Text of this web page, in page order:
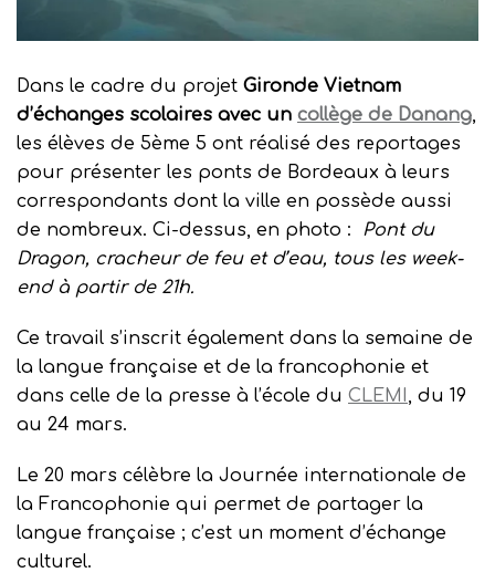
Dans le cadre du projet Gironde Vietnam
d’échanges scolaires avec un collège de Danang,
les élèves de 5ème 5 ont réalisé des reportages
pour présenter les ponts de Bordeaux à leurs
correspondants dont la ville en possède aussi
de nombreux. Ci-dessus, en photo : Pont du
Dragon, cracheur de feu et d’eau, tous les week-
end à partir de 21h.
Ce travail s’inscrit également dans la semaine de
la langue française et de la francophonie et
dans celle de la presse à l’école du CLEMI , du 19
au 24 mars.
Le 20 mars célèbre la Journée internationale de
la Francophonie qui permet de partager la
langue française ; c’est un moment d’échange
culturel.